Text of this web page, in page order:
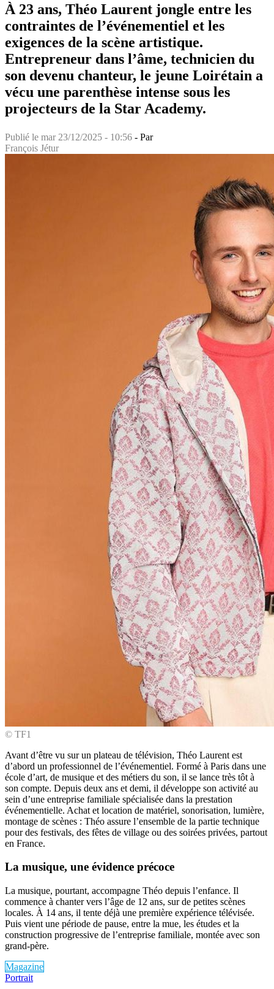
À 23 ans, Théo Laurent jongle entre les
contraintes de l’événementiel et les
exigences de la scène artistique.
Entrepreneur dans l’âme, technicien du
son devenu chanteur, le jeune Loirétain a
vécu une parenthèse intense sous les
projecteurs de la Star Academy.
Publié le mar 23/12/2025 - 10:56 - Par
François Jétur
© TF1
Avant d’être vu sur un plateau de télévision, Théo Laurent est
d’abord un professionnel de l’événementiel. Formé à Paris dans une
école d’art, de musique et des métiers du son, il se lance très tôt à
son compte. Depuis deux ans et demi, il développe son activité au
sein d’une entreprise familiale spécialisée dans la prestation
événementielle. Achat et location de matériel, sonorisation, lumière,
montage de scènes : Théo assure l’ensemble de la partie technique
pour des festivals, des fêtes de village ou des soirées privées, partout
en France.
La musique, une évidence précoce
La musique, pourtant, accompagne Théo depuis l’enfance. Il
commence à chanter vers l’âge de 12 ans, sur de petites scènes
locales. À 14 ans, il tente déjà une première expérience télévisée.
Puis vient une période de pause, entre la mue, les études et la
construction progressive de l’entreprise familiale, montée avec son
grand-père.
Magazine
Portrait